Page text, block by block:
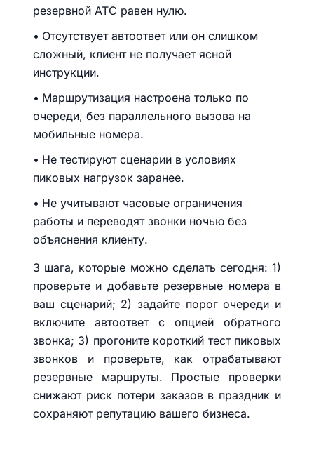
резервной АТС равен нулю.
Отсутствует автоответ или он слишком
сложный, клиент не получает ясной
инструкции.
Маршрутизация настроена только по
очереди, без параллельного вызова на
мобильные номера.
Не тестируют сценарии в условиях
пиковых нагрузок заранее.
Не учитывают часовые ограничения
работы и переводят звонки ночью без
объяснения клиенту.
3 шага, которые можно сделать сегодня: 1)
проверьте и добавьте резервные номера в
ваш сценарий; 2) задайте порог очереди и
включите автоответ с опцией обратного
звонка; 3) прогоните короткий тест пиковых
звонков и проверьте, как отрабатывают
резервные маршруты. Простые проверки
снижают риск потери заказов в праздник и
сохраняют репутацию вашего бизнеса.